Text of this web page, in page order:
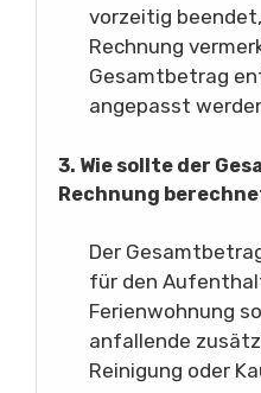
vorzeitig
Rechnung
Gesamtbetrag
angepasst
3. Wie sollte der
Rechnung
Der
für den
Ferienwohnung
anfallende
Reinigung oder